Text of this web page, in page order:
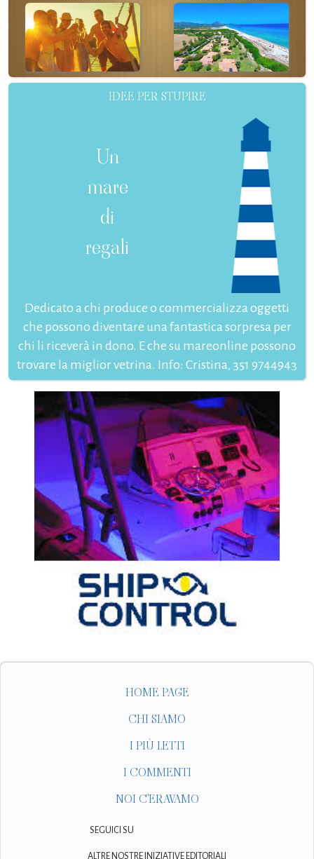
IDEE PER STUPIRE
Un
mare
di
regali
Dedicato a chi produce o commercializza oggetti
che possono diventare una fantastica sorpresa per
chi li riceverà in dono. E che su mareonline possono
trovare la miglior vetrina. Info: Cristina, 351 9744943
HOME PAGE
CHI SIAMO
I PIÙ LETTI
I COMMENTI
NOI C'ERAVAMO
SEGUICI SU
ALTRE NOSTRE INIZIATIVE EDITORIALI